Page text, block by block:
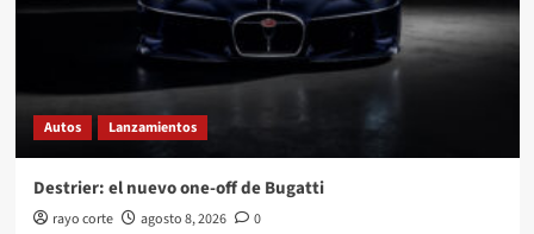
Autos Lanzamientos
Destrier: el nuevo one-off de Bugatti
rayo corte agosto 8, 2026 0